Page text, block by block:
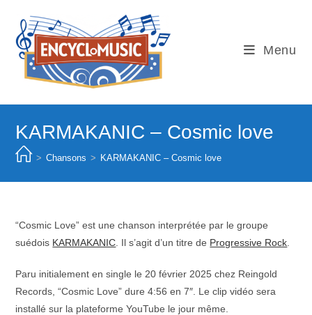
content
Menu
KARMAKANIC – Cosmic love
> Chansons > KARMAKANIC – Cosmic love
“Cosmic Love” est une chanson interprétée par le groupe
suédois KARMAKANIC . Il s’agit d’un titre de Progressive Rock
Paru initialement en single le 20 février 2025 chez Reingold
Records, “Cosmic Love” dure 4:56 en 7″. Le clip vidéo sera
installé sur la plateforme YouTube le jour même.